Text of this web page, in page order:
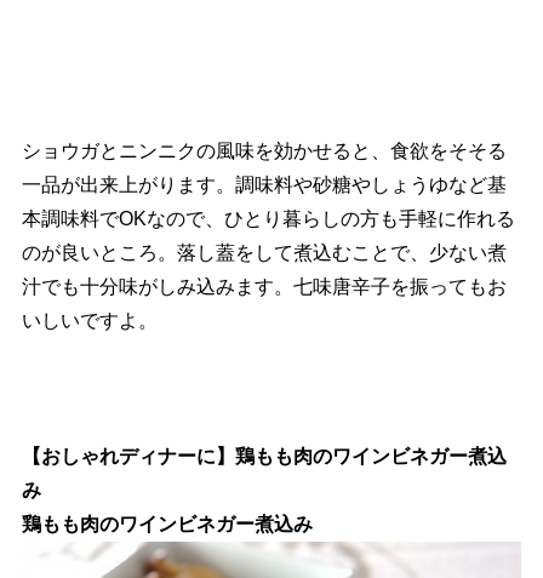
ショウガとニンニクの風味を効かせると、食欲をそそる
一品が出来上がります。調味料や砂糖やしょうゆなど基
本調味料でOKなので、ひとり暮らしの方も手軽に作れる
のが良いところ。落し蓋をして煮込むことで、少ない煮
汁でも十分味がしみ込みます。七味唐辛子を振ってもお
いしいですよ。
【おしゃれディナーに】鶏もも肉のワインビネガー煮込
み
鶏もも肉のワインビネガー煮込み